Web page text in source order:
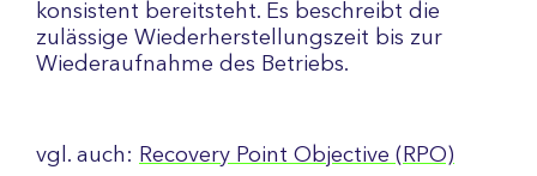
konsistent bereitsteht. Es beschreibt die
zulässige Wiederherstellungszeit bis zur
Wiederaufnahme des Betriebs.
vgl. auch: Recovery Point Objective (RPO)